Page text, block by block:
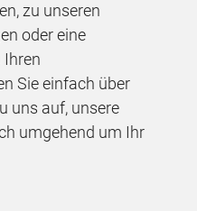
zu unseren
oder eine
Ihren
Sie einfach über
uns auf, unsere
umgehend um Ihr